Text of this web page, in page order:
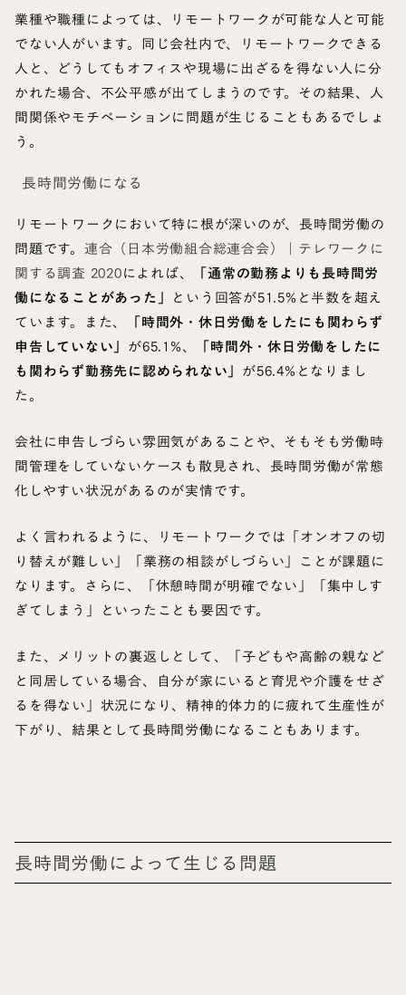
業種や職種によっては、リモートワークが可能な人と可能
でない人がいます。同じ会社内で、リモートワークできる
人と、どうしてもオフィスや現場に出ざるを得ない人に分
かれた場合、不公平感が出てしまうのです。その結果、人
間関係やモチベーションに問題が生じることもあるでしょ
う。
長時間労働になる
リモートワークにおいて特に根が深いのが、長時間労働の
問題です。 連合（日本労働組合総連合会）｜テレワークに
関する調査 2020によれば、
「通常の勤務よりも長時間労
働になることがあった」 という回答が51.5%と半数を超え
ています。また、
「時間外・休日労働をしたにも関わらず
申告していない」 が65.1%、
「時間外・休日労働をしたに
も関わらず勤務先に認められない」 が56.4%となりまし
た。
会社に申告しづらい雰囲気があることや、そもそも労働時
間管理をしていないケースも散見され、長時間労働が常態
化しやすい状況があるのが実情です。
よく言われるように、リモートワークでは「オンオフの切
り替えが難しい」「業務の相談がしづらい」ことが課題に
なります。さらに、「休憩時間が明確でない」「集中しす
ぎてしまう」といったことも要因です。
また、メリットの裏返しとして、「子どもや高齢の親など
と同居している場合、自分が家にいると育児や介護をせざ
るを得ない」状況になり、精神的体力的に疲れて生産性が
下がり、結果として長時間労働になることもあります。
長時間労働によって生じる問題